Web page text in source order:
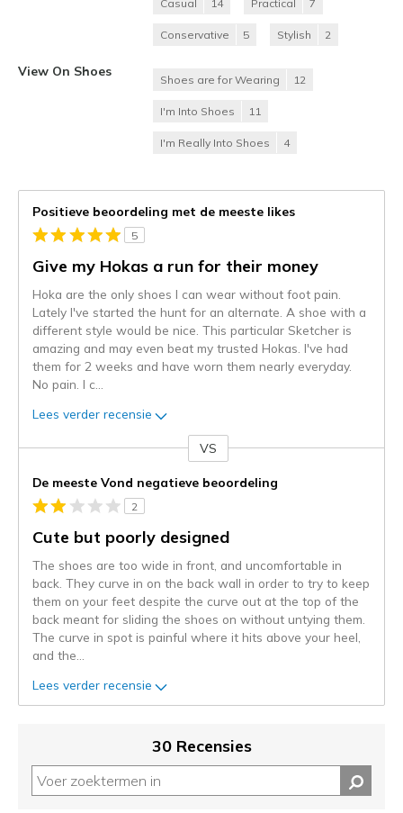
Casual 14 Practical 7
Conservative 5 Stylish 2
View On Shoes
Shoes are for Wearing 12
I'm Into Shoes 11
I'm Really Into Shoes 4
Positieve beoordeling met de meeste likes
5
Give my Hokas a run for their money
Hoka are the only shoes I can wear without foot pain.
Lately I've started the hunt for an alternate. A shoe with a
different style would be nice. This particular Sketcher is
amazing and may even beat my trusted Hokas. I've had
them for 2 weeks and have worn them nearly everyday.
No pain. I c
Lees verder recensie
content
wordt
momenteel
gemigreerd
niejee
page_id.
kunt
status
van
deze
VS
De meeste Vond negatieve beoordeling
2
Cute but poorly designed
The shoes are too wide in front, and uncomfortable in
back. They curve in on the back wall in order to try to keep
them on your feet despite the curve out at the top of the
back meant for sliding the shoes on without untying them.
The curve in spot is painful where it hits above your heel,
and the
Lees verder recensie
30 Recensies